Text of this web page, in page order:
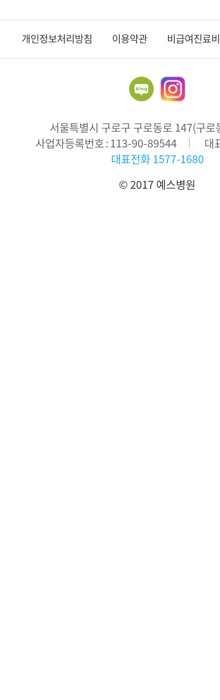
개인정보처리방침 이용약관 비급여진료
주
서울특별시 구로구 구로동로 147(구
사업자등록번호 113-90-89544
대
대표전화 1577-1680
© 2017 예스병원